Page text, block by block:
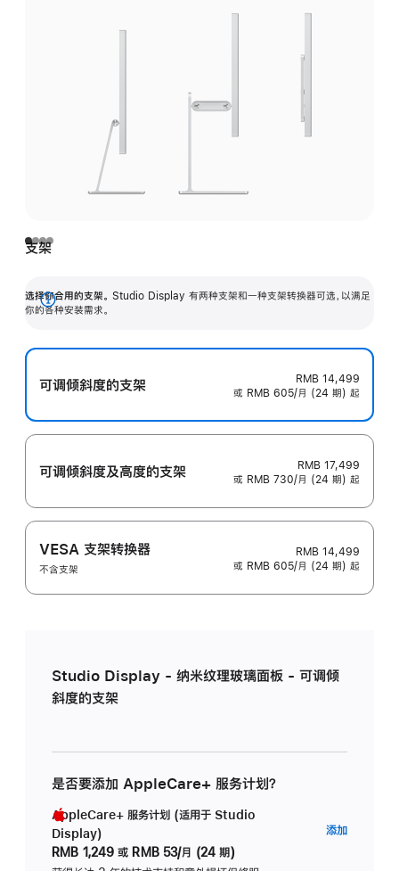
支架
选择你合用的支架。 Studio Display 有两种支架和一种支架转换器可选，以满足
你的各种安装需求。
展
可调倾斜度的支架
RMB 14,499
或 RMB 605/月 (24 期) 起
可调倾斜度及高‍度的支‍架
RMB 17,499
或 RMB 730/月 (24 期) 起
VESA 支架转换器
不含支架
RMB 14,499
或 RMB 605/月 (24 期) 起
Studio Display - 纳米纹理玻璃面板 - 可调倾
斜度的支架
是否要添加 AppleCare+ 服务计划？
AppleCare+ 服务计划 (适用于 Studio
Display)
RMB 1,249 或 RMB 53/月 (24 期)
添加